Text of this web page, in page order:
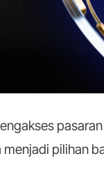
menjadi pilihan